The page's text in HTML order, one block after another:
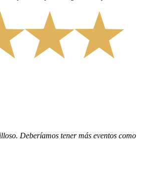
Deberíamos tener más eventos como